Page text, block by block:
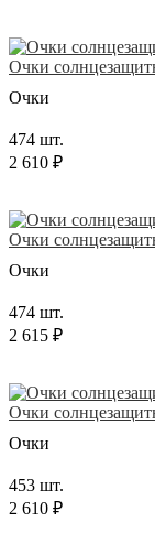
Очки
Очки
474 шт.
2 610 ₽
Очки
Очки
474 шт.
2 615 ₽
Очки
Очки
453 шт.
2 610 ₽